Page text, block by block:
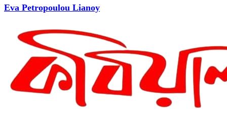
Eva Petropoulou Lianoy